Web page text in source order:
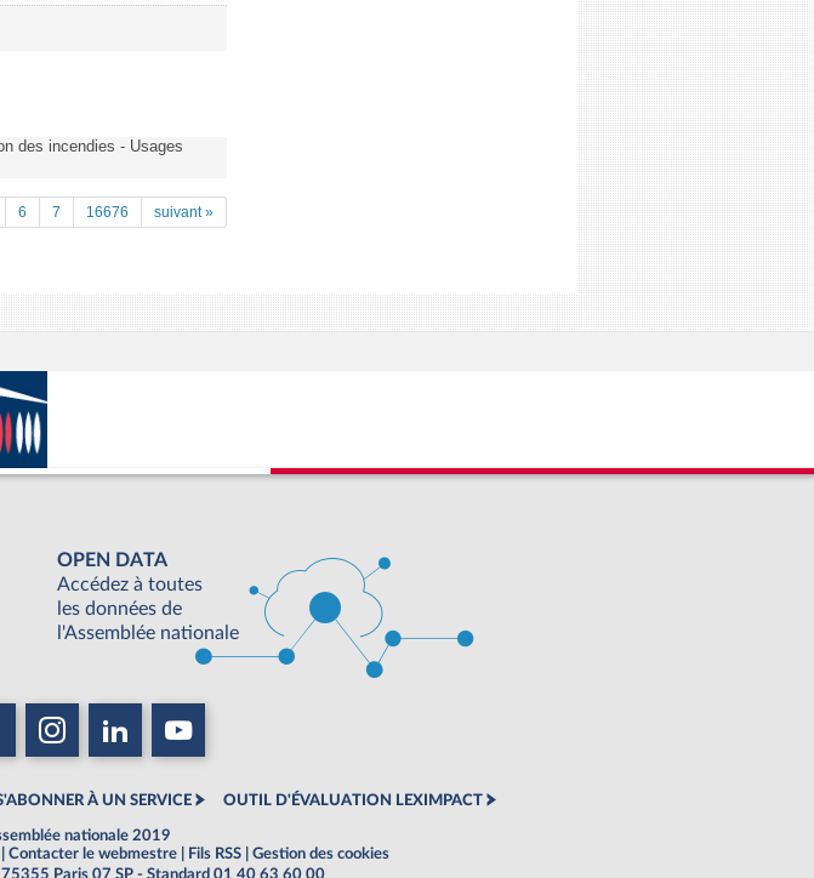
des incendies - Usages
6 7 16676 suivant »
OPEN DATA
Accédez à toutes
les données de
l'Assemblée nationale
À UN SERVICE OUTIL D'ÉVALUATION LEXIMPACT
nationale 2019
Contacter le webmestre Fils RSS
Gestion des cookies
Paris 07 SP - Standard 01 40 63 60 00